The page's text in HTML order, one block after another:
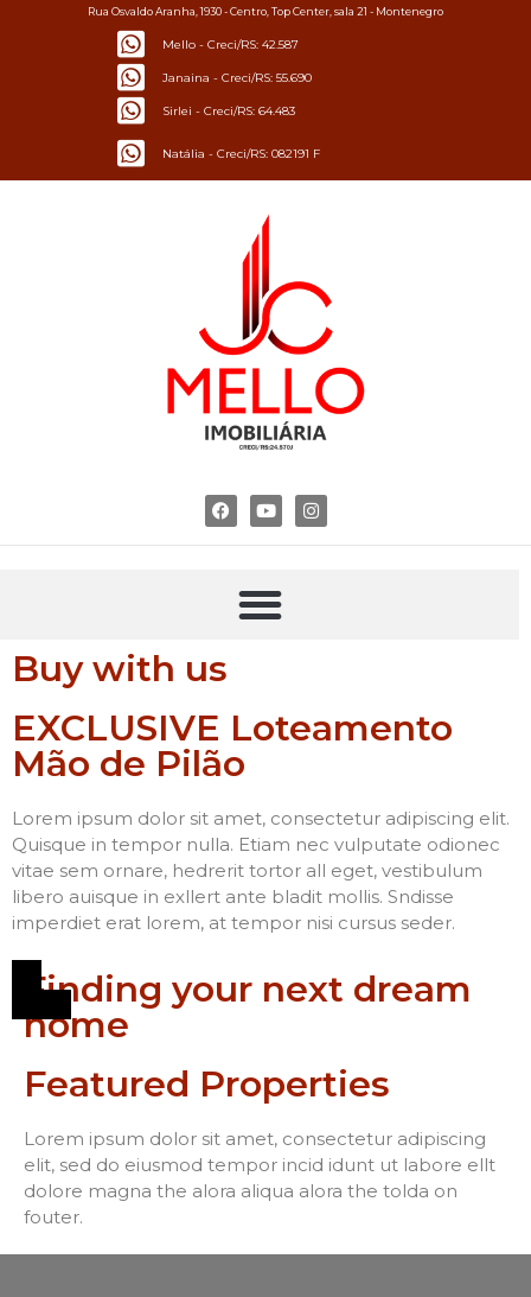
Rua Osvaldo Aranha, 1930 - Centro, Top Center, sala 21 - Montenegro
Mello - Creci/RS: 42.587
Janaina - Creci/RS: 55.690
Sirlei - Creci/RS: 64.483
Natália - Creci/RS: 082191 F
Buy with us
EXCLUSIVE Loteamento
Mão de Pilão
Lorem ipsum dolor sit amet, consectetur adipiscing elit.
Quisque in tempor nulla. Etiam nec vulputate odionec
vitae sem ornare, hedrerit tortor all eget, vestibulum
libero auisque in exllert ante bladit mollis. Sndisse
imperdiet erat lorem, at tempor nisi cursus seder.
Finding your next dream
home
Featured Properties
Lorem ipsum dolor sit amet, consectetur adipiscing
elit, sed do eiusmod tempor incid idunt ut labore ellt
dolore magna the alora aliqua alora the tolda on
fouter.